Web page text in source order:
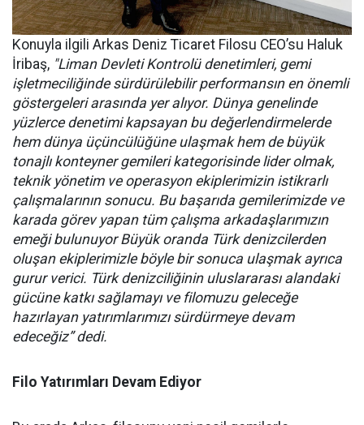
Konuyla ilgili Arkas Deniz Ticaret Filosu CEO’su Haluk
İribaş, "Liman Devleti Kontrolü denetimleri, gemi
işletmeciliğinde sürdürülebilir performansın en önemli
göstergeleri arasında yer alıyor. Dünya genelinde
yüzlerce denetimi kapsayan bu değerlendirmelerde
hem dünya üçüncülüğüne ulaşmak hem de büyük
tonajlı konteyner gemileri kategorisinde lider olmak,
teknik yönetim ve operasyon ekiplerimizin istikrarlı
çalışmalarının sonucu. Bu başarıda gemilerimizde ve
karada görev yapan tüm çalışma arkadaşlarımızın
emeği bulunuyor Büyük oranda Türk denizcilerden
oluşan ekiplerimizle böyle bir sonuca ulaşmak ayrıca
gurur verici. Türk denizciliğinin uluslararası alandaki
gücüne katkı sağlamayı ve filomuzu geleceğe
hazırlayan yatırımlarımızı sürdürmeye devam
edeceğiz” dedi.
Filo Yatırımları Devam Ediyor